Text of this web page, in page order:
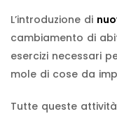
L’introduzione di
cambiamento di
esercizi necessari
mole di cose da
Tutte queste